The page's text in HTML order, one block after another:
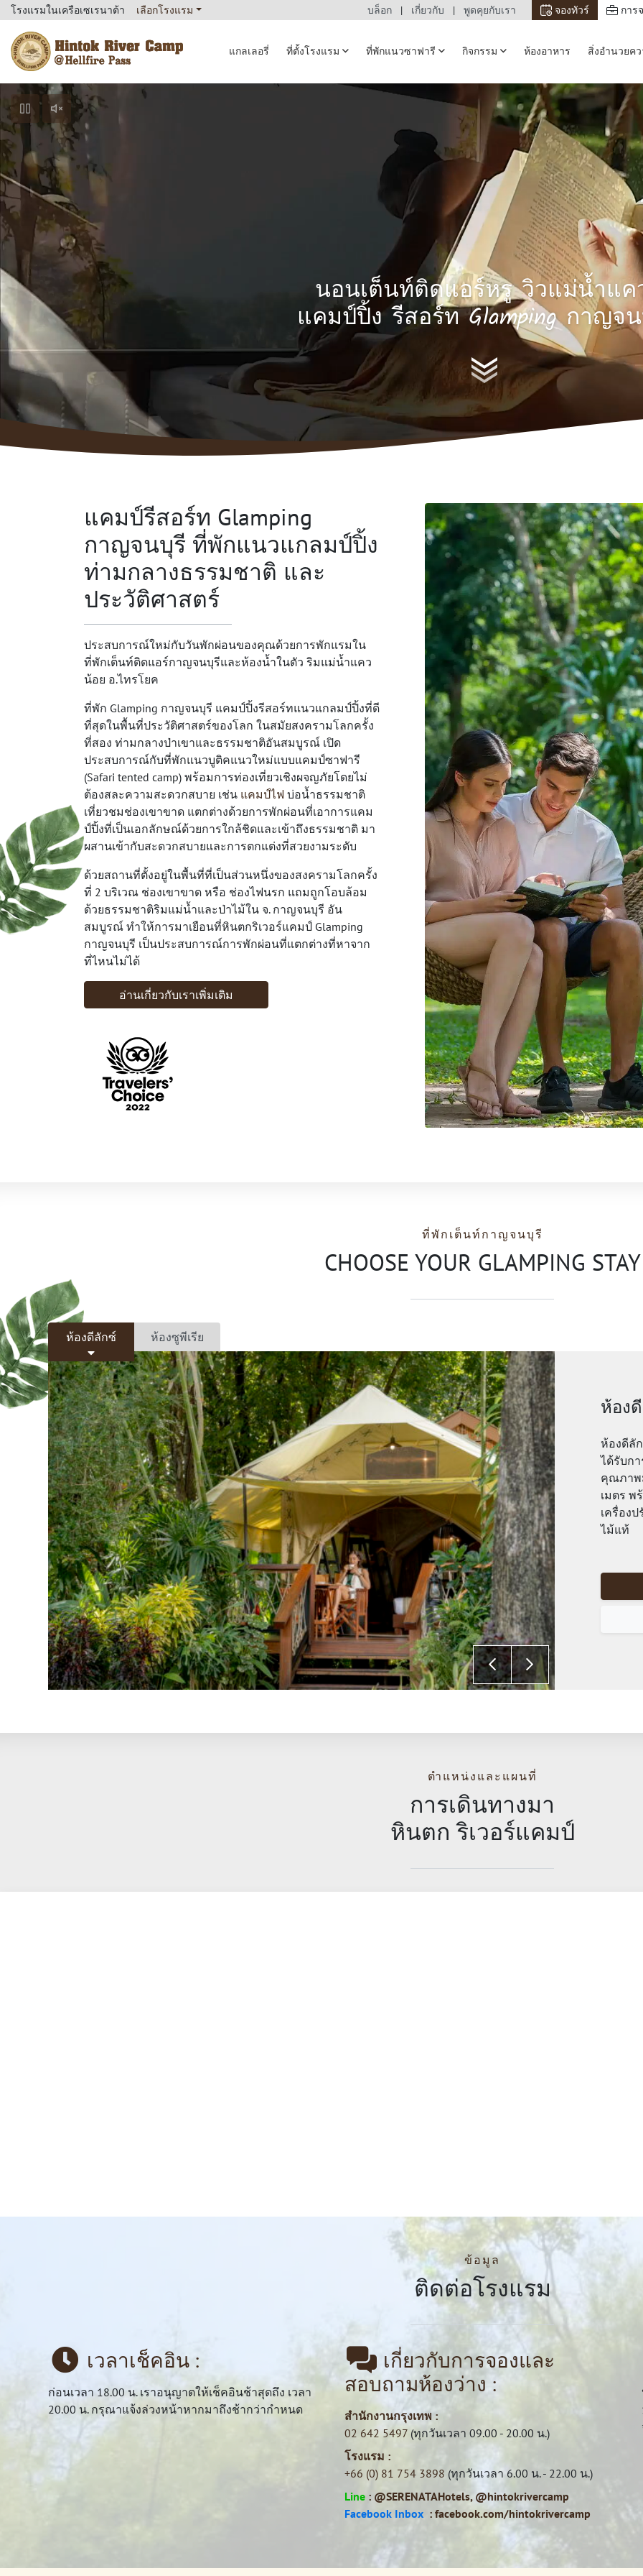
โรงแรมในเครือเซเรนาต้า เลือกโรงแรม บล็อก เกี่ยวกับ พูดคุยกับเรา จองทัวร์ การ
แกลเลอรี่ ที่ตั้งโรงแรม ที่พักแนวซาฟารี กิจกรรม ห้องอาหาร สิ่งอำนวยค
นอนเต็นท์ติดแอร์หรู วิวแม่น้ำแค
แคมป์ปิ้ง รีสอร์ท Glamping กาญจ
แคมป์รีสอร์ท Glamping
กาญจนบุรี ที่พักแนวแกลมป์ปิ้ง
ท่ามกลางธรรมชาติ และ
ประวัติศาสตร์
ประสบการณ์ใหม่กับวันพักผ่อนของคุณด้วยการพักแรมใน
ที่พักเต็นท์ติดแอร์กาญจนบุรีและห้องน้ำในตัว ริมแม่น้ำแคว
น้อย อ.ไทรโยค
ที่พัก Glamping กาญจนบุรี แคมป์ปิ้งรีสอร์ทแนวแกลมป์ปิ้งที่ดี
ที่สุดในพื้นที่ประวัติศาสตร์ของโลก ในสมัยสงครามโลกครั้ง
ที่สอง ท่ามกลางป่าเขาและธรรมชาติอันสมบูรณ์ เปิด
ประสบการณ์กับที่พักแนวบูติคแนวใหม่แบบแคมป์ซาฟารี
(Safari tented camp) พร้อมการท่องเที่ยวเชิงผจญภัยโดยไม่
ต้องสละความสะดวกสบาย เช่น แคมป์ไฟ บ่อน้ำธรรมชาติ
เที่ยวชมช่องเขาขาด แตกต่างด้วยการพักผ่อนที่เอาการแคม
ป์ปิ้งที่เป็นเอกลักษณ์ด้วยการใกล้ชิดและเข้าถึงธรรมชาติ มา
ผสานเข้ากับสะดวกสบายและการตกแต่งที่สวยงามระดับ
ด้วยสถานที่ตั้งอยู่ในพื้นที่ที่เป็นส่วนหนึ่งของสงครามโลกครั้ง
ที่ 2 บริเวณ ช่องเขาขาด หรือ ช่องไฟนรก แถมถูกโอบล้อม
ด้วยธรรมชาติริมแม่น้ำและป่าไม้ใน จ. กาญจนบุรี อัน
สมบูรณ์ ทำให้การมาเยือนที่หินตกริเวอร์แคมป์ Glamping
กาญจนบุรี เป็นประสบการณ์การพักผ่อนที่แตกต่างที่หาจาก
ที่ไหนไม่ได้
อ่านเกี่ยวกับเราเพิ่มเติม
ที่พักเต็นท์กาญจนบุรี
CHOOSE YOUR GLAMPING STAY
ห้องดีลักซ์ ห้องซูพีเรีย
ห้อง
ห้องดีลั
ได้รับก
คุณภาพ
เมตร พ
เครื่องป
ไม้แท้
ตำแหน่งและแผนที่
การเดินทางมา
หินตก ริเวอร์แคมป์
ข้อมูล
ติดต่อโรงแรม
เวลาเช็คอิน :
ก่อนเวลา 18.00 น. เราอนุญาตให้เช็คอินช้าสุดถึง เวลา
20.00 น. กรุณาแจ้งล่วงหน้าหากมาถึงช้ากว่ากำหนด
เกี่ยวกับการจองและ
สอบถามห้องว่าง :
สำนักงานกรุงเทพ :
02 642 5497 (ทุกวันเวลา 09.00 - 20.00 น.)
โรงแรม :
+66 (0) 81 754 3898 (ทุกวันเวลา 6.00 น. - 22.00 น.)
Line : @SERENATAHotels, @hintokrivercamp
Facebook Inbox :facebook.com/hintokrivercamp